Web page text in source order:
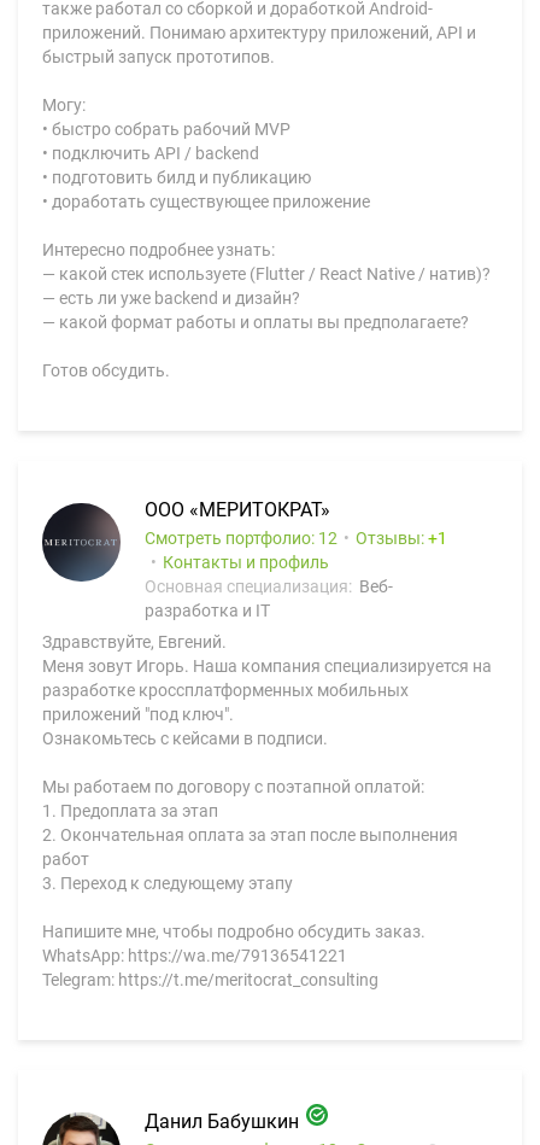
также работал со сборкой и доработкой Android-
приложений. Понимаю архитектуру приложений, API и
быстрый запуск прототипов.
Могу:
• быстро собрать рабочий MVP
• подключить API / backend
• подготовить билд и публикацию
• доработать существующее приложение
Интересно подробнее узнать:
— какой стек используете (Flutter / React Native / натив)?
— есть ли уже backend и дизайн?
— какой формат работы и оплаты вы предполагаете?
Готов обсудить.
ООО «МЕРИТОКРАТ»
Смотреть портфолио: 12 Отзывы:
1
Контакты и профиль
Основная специализация: Веб-
разработка и IT
Здравствуйте, Евгений.
Меня зовут Игорь. Наша компания специализируется на
разработке кроссплатформенных мобильных
приложений "под ключ".
Ознакомьтесь с кейсами в подписи.
Мы работаем по договору с поэтапной оплатой:
1. Предоплата за этап
2. Окончательная оплата за этап после выполнения
работ
3. Переход к следующему этапу
Напишите мне, чтобы подробно обсудить заказ.
WhatsApp: https://wa.me/79136541221
Telegram: https://t.me/meritocrat_consulting
Данил Бабушкин